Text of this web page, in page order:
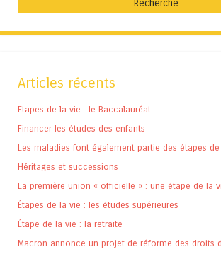
Articles récents
Etapes de la vie : le Baccalauréat
Financer les études des enfants
Les maladies font également partie des étapes
Héritages et successions
La première union « officielle » : une étape de la
Étapes de la vie : les études supérieures
Étape de la vie : la retraite
Macron annonce un projet de réforme des droits